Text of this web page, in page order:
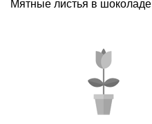
Мятные листья в шоколаде